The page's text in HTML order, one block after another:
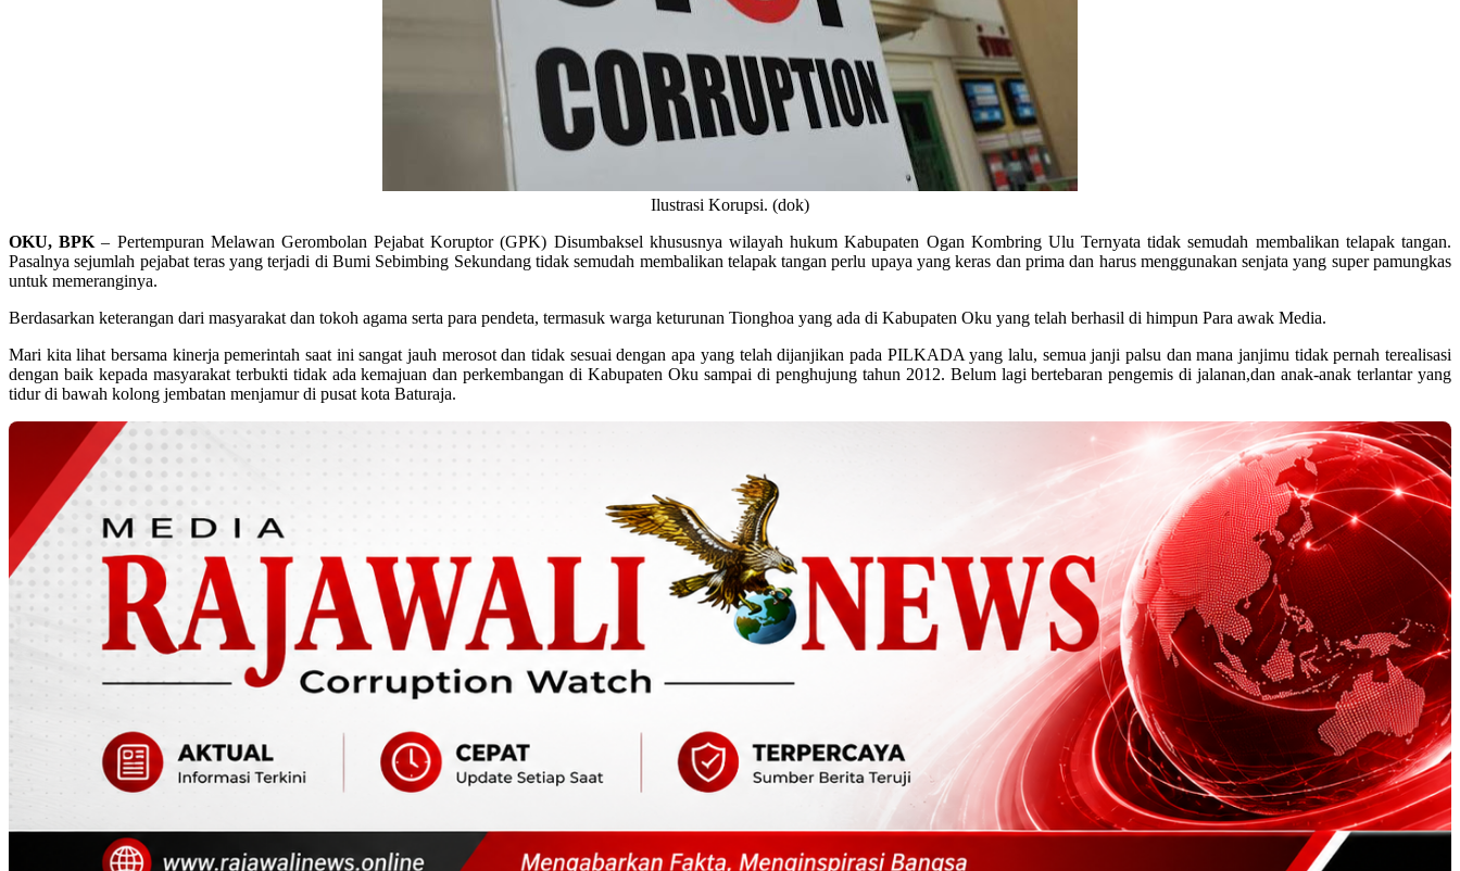
Ilustrasi Korupsi. (dok)
OKU, BPK – Pertempuran Melawan Gerombolan Pejabat Koruptor (GPK) Disumbaksel khususnya wilayah hukum Kabupaten Ogan Kombring Ulu Ternyata tidak semudah membalikan telapak tangan.
Pasalnya sejumlah pejabat teras yang terjadi di Bumi Sebimbing Sekundang tidak semudah membalikan telapak tangan perlu upaya yang keras dan prima dan harus menggunakan senjata yang super pamungkas
untuk memeranginya.
Berdasarkan keterangan dari masyarakat dan tokoh agama serta para pendeta, termasuk warga keturunan Tionghoa yang ada di Kabupaten Oku yang telah berhasil di himpun Para awak Media.
Mari kita lihat bersama kinerja pemerintah saat ini sangat jauh merosot dan tidak sesuai dengan apa yang telah dijanjikan pada PILKADA yang lalu, semua janji palsu dan mana janjimu tidak pernah terealisasi
dengan baik kepada masyarakat terbukti tidak ada kemajuan dan perkembangan di Kabupaten Oku sampai di penghujung tahun 2012. Belum lagi bertebaran pengemis di jalanan,dan anak-anak terlantar yang
tidur di bawah kolong jembatan menjamur di pusat kota Baturaja.